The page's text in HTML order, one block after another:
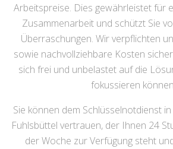
Arbeitspreise. Dies gewährleistet für
Zusammenarbeit und schützt Sie
Überraschungen. Wir verpflichten
sowie nachvollziehbare Kosten
sich frei und unbelastet auf die
fokussieren
Sie können dem Schlüsselnotdienst
Fuhlsbüttel vertrauen, der Ihnen 24
der Woche zur Verfügung steht